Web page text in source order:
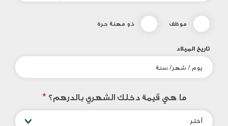
موظف ذو مهنة حرة
تاريخ الميلاد
ما هي قيمة دخلك الشهري بالدرهم؟ *
أختر